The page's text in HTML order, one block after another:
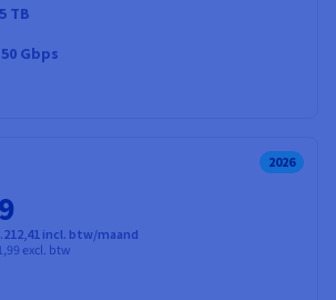
TB
50 Gbps
2026
incl. btw/maand
excl. btw